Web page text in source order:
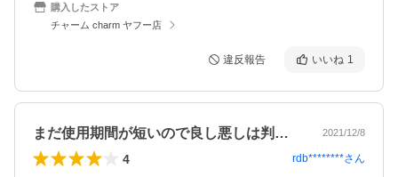
購入したストア
チャーム charm ヤフー店
違反報告 いいね 1
まだ使用期間が短いので良し悪しは判断し… 2021/12/8
4 rdb********さん